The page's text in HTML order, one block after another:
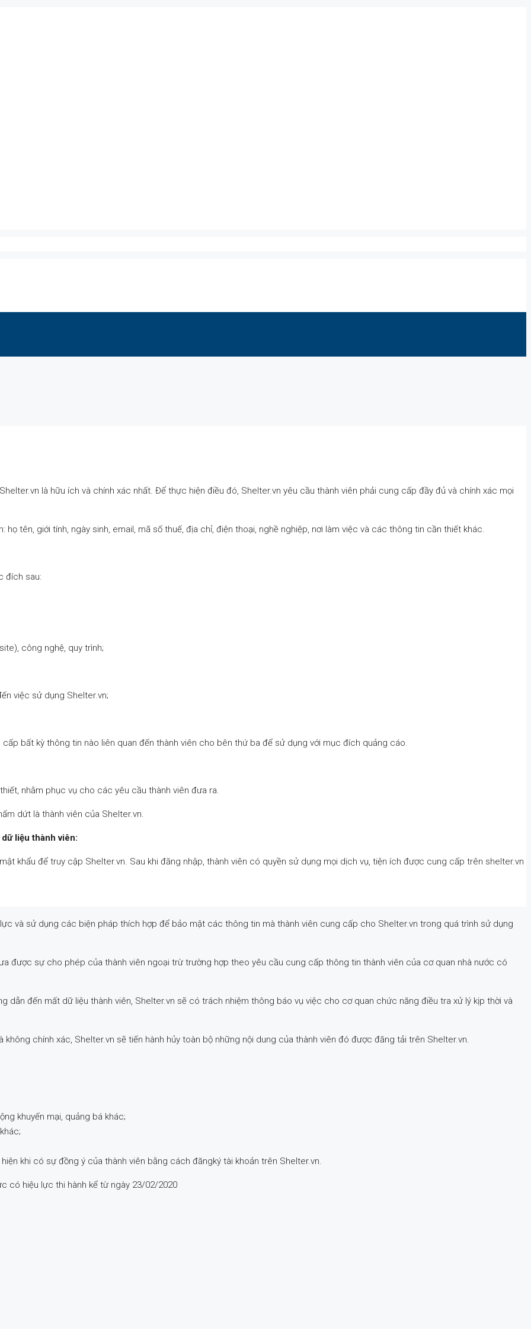
là hữu ích và chính xác nhất. Để thực hiện điều đó, Shelter.vn yêu cầu thành viên phải cung cấp đầy đủ và chính xác mọi
tên, giới tính, ngày sinh, email, mã số thuế, địa chỉ, điện thoại, nghề nghiệp, nơi làm việc và các thông tin cần thiết khác.
đích sau:
công nghệ, quy trình;
việc sử dụng Shelter.vn;
bất kỳ thông tin nào liên quan đến thành viên cho bên thứ ba để sử dụng với mục đích quảng cáo.
nhằm phục vụ cho các yêu cầu thành viên đưa ra.
dứt là thành viên của Shelter.vn.
liệu thành viên:
khẩu để truy cập Shelter.vn. Sau khi đăng nhập, thành viên có quyền sử dụng mọi dịch vụ, tiện ích được cung cấp trên shelter.vn
và sử dụng các biện pháp thích hợp để bảo mật các thông tin mà thành viên cung cấp cho Shelter.vn trong quá trình sử dụng
được sự cho phép của thành viên ngoại trừ trường hợp theo yêu cầu cung cấp thông tin thành viên của cơ quan nhà nước có
đến mất dữ liệu thành viên, Shelter.vn sẽ có trách nhiệm thông báo vụ việc cho cơ quan chức năng điều tra xử lý kịp thời và
chính xác, Shelter.vn sẽ tiến hành hủy toàn bộ những nội dung của thành viên đó được đăng tải trên Shelter.vn.
khuyến mại, quảng bá khác;
khi có sự đồng ý của thành viên bằng cách đăngký tài khoản trên Shelter.vn.
có hiệu lực thi hành kể từ ngày 23/02/2020